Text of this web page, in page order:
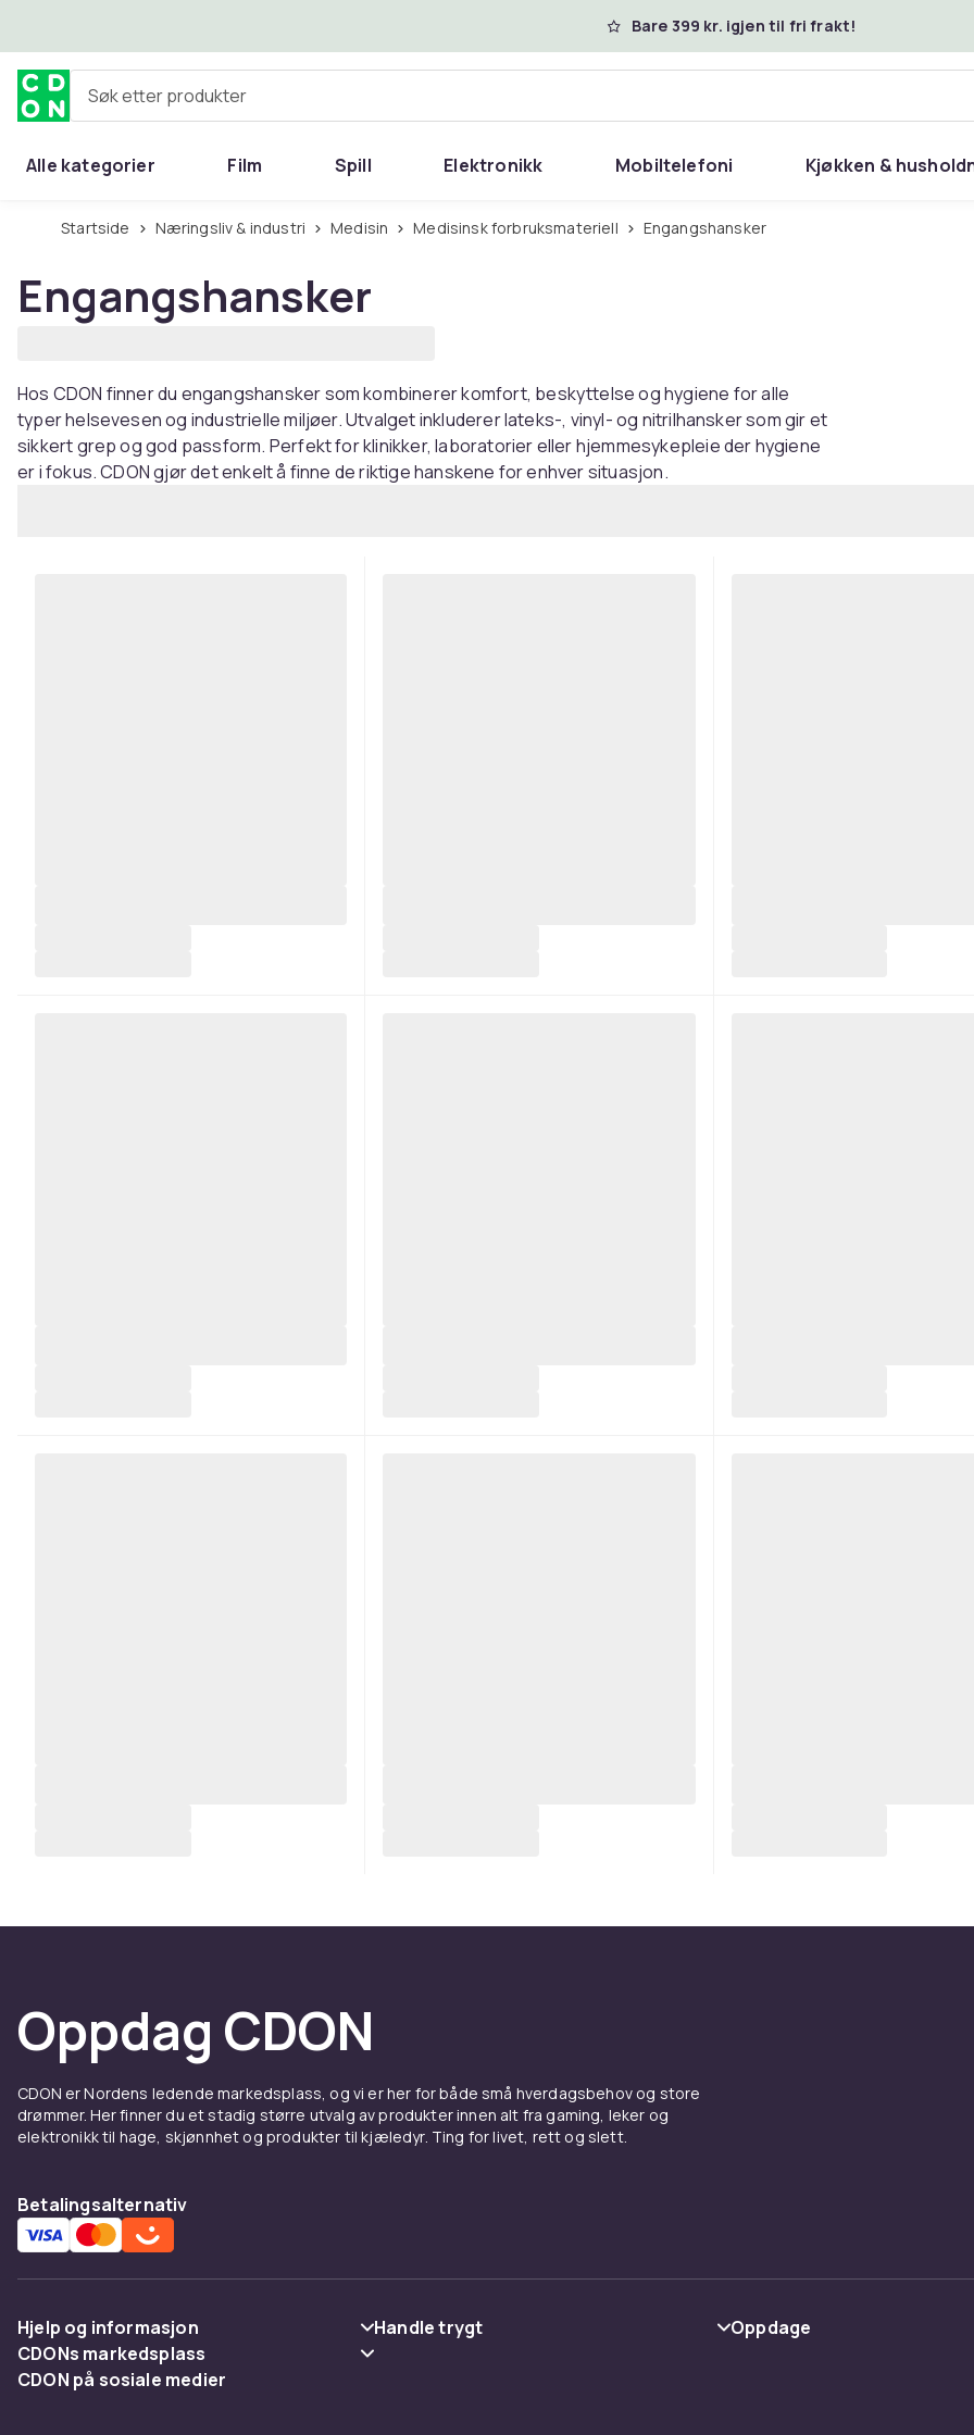
Bare 399 kr. igjen til fri frakt!
Søk etter produkter
Alle kategorier Film Spill Elektronikk Mobiltelefoni Kjøkken &
Startside Næringsliv & industri Medisin Medisinsk forbruksmateriell Engangshansker
Engangshansker
Hos CDON finner du engangshansker som kombinerer komfort, beskyttelse og hygiene for alle
typer helsevesen og industrielle miljøer. Utvalget inkluderer lateks-, vinyl- og nitrilhansker som gir et
sikkert grep og god passform. Perfekt for klinikker, laboratorier eller hjemmesykepleie der hygiene
er i fokus. CDON gjør det enkelt å finne de riktige hanskene for enhver situasjon.
Oppdag CDON
CDON er Nordens ledende markedsplass, og vi er her for både små hverdagsbehov og store
drømmer. Her finner du et stadig større utvalg av produkter innen alt fra gaming, leker og
elektronikk til hage, skjønnhet og produkter til kjæledyr. Ting for livet, rett og slett.
Betalingsalternativ
Hjelp og informasjon
Vanlige spørsmål
Handle trygt
Oppdage
CDONs markedsplass
Merchant Help Center
CDON på sosiale medier